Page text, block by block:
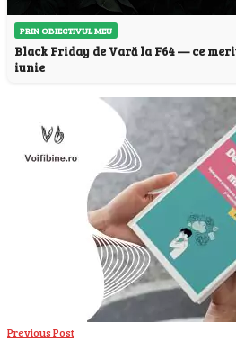
PRIN OBIECTIVUL MEU
Black Friday de Vară la F64 — ce
iunie
Previous Post